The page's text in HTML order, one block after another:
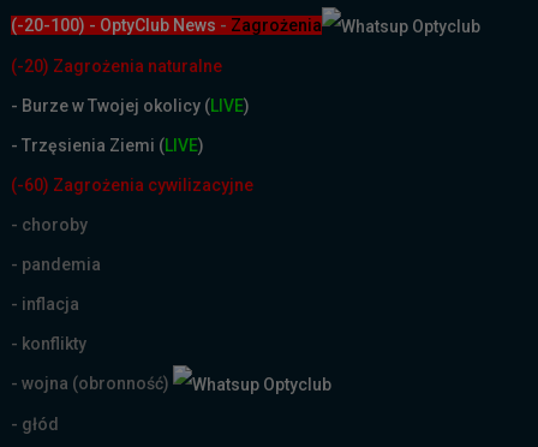
(-20-100) - OptyClub News - Zagrożenia
(-20) Zagrożenia naturalne
- Burze w Twojej okolicy (LIVE)
- Trzęsienia Ziemi (LIVE)
(-60) Zagrożenia cywilizacyjne
- choroby
- pandemia
- inflacja
- konflikty
- wojna (obronność)
- głód